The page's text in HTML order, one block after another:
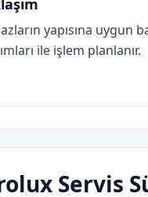
yapısına uygun
ile işlem planlanır.
Servis